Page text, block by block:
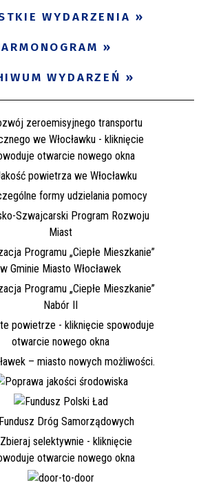
WYDARZENIA
WYDARZEŃ